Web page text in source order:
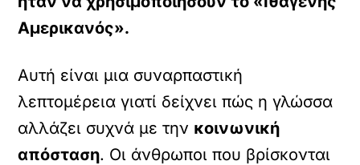
Αμερικανός».
Αυτή είναι μια συναρπαστική
λεπτομέρεια γιατί δείχνει πώς η γλώσσα
αλλάζει συχνά με την κοινωνική
απόσταση. Οι άνθρωποι που βρίσκονται